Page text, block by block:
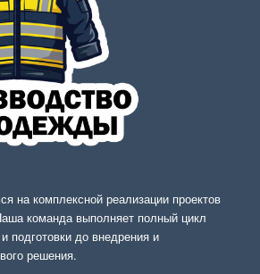
на комплексной реализации проектов
команда выполняет полный цикл
подготовки до внедрения и
решения.